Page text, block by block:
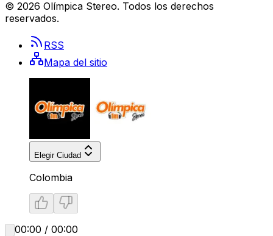
© 2026 Olímpica Stereo. Todos los derechos
reservados.
RSS
Mapa del sitio
Elegir Ciudad
Colombia
00:00 / 00:00